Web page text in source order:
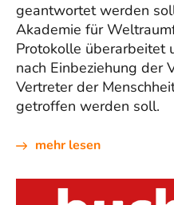
geantwortet werden
Akademie für
Protokolle überarbeitet
nach Einbeziehung der
Vertreter der
getroffen werden soll.
mehr lesen